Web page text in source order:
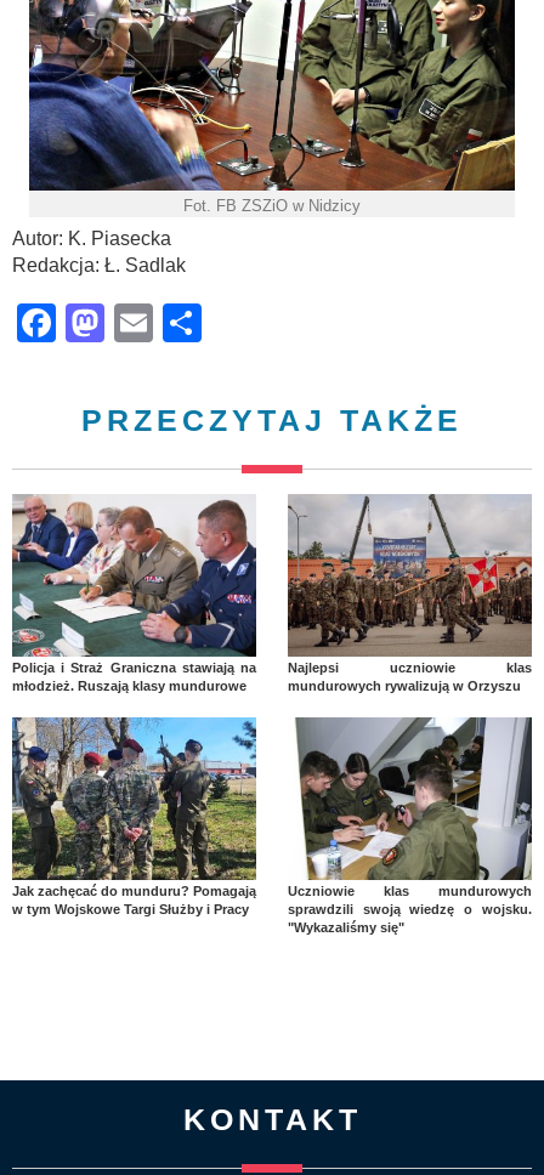
Fot. FB ZSZiO w Nidzicy
Autor: K. Piasecka
Redakcja: Ł. Sadlak
Facebook
Mastodon
Email
PRZECZYTAJ TAKŻE
Policja i Straż Graniczna stawiają na
młodzież. Ruszają klasy mundurowe
Najlepsi uczniowie klas
mundurowych rywalizują w Orzyszu
Jak zachęcać do munduru? Pomagają
w tym Wojskowe Targi Służby i Pracy
Uczniowie klas mundurowych
sprawdzili swoją wiedzę o wojsku.
"Wykazaliśmy się"
KONTAKT